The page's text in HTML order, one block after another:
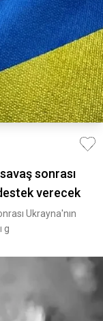
sonrası
verecek
Ukrayna'nın
g